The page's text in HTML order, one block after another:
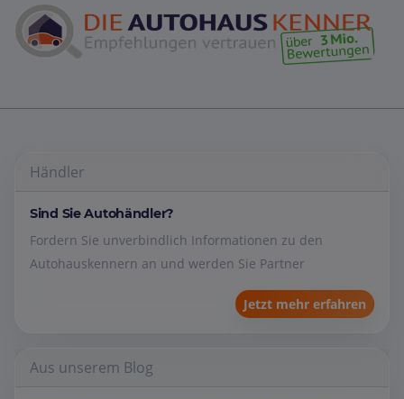
Händler
Sind Sie Autohändler?
Fordern Sie unverbindlich Informationen zu den
Autohauskennern an und werden Sie Partner
Jetzt mehr erfahren
Aus unserem Blog